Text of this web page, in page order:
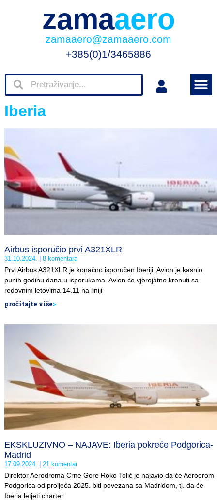
zamaaero
zamaaero@zamaaero.com
+385(0)1/3465886
Iberia
Airbus isporučio prvi A321XLR
31.10.2024. 8 komentara
Prvi Airbus A321XLR je konačno isporučen Iberiji. Avion je kasnio
punih godinu dana u isporukama. Avion će vjerojatno krenuti sa
redovnim letovima 14.11 na liniji
pročitajte više>
EKSKLUZIVNO – NAJAVE: Iberia pokreće Podgorica-
Madrid
17.09.2024. 21 komentar
Direktor Aerodroma Crne Gore Roko Tolić je najavio da će Aerodrom
Podgorica od proljeća 2025. biti povezana sa Madridom, tj. da će
Iberia letjeti charter